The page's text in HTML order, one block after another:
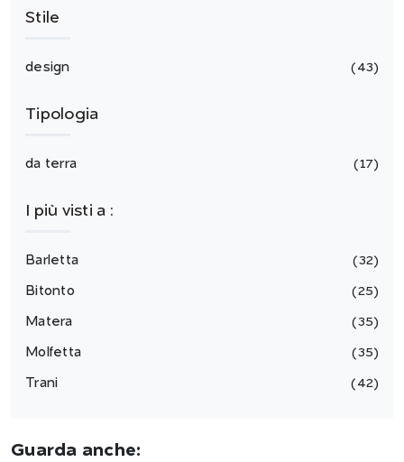
Stile
design 43
Tipologia
da terra 17
I più visti a :
Barletta 32
Bitonto 25
Matera 35
Molfetta 35
Trani 42
Guarda anche: